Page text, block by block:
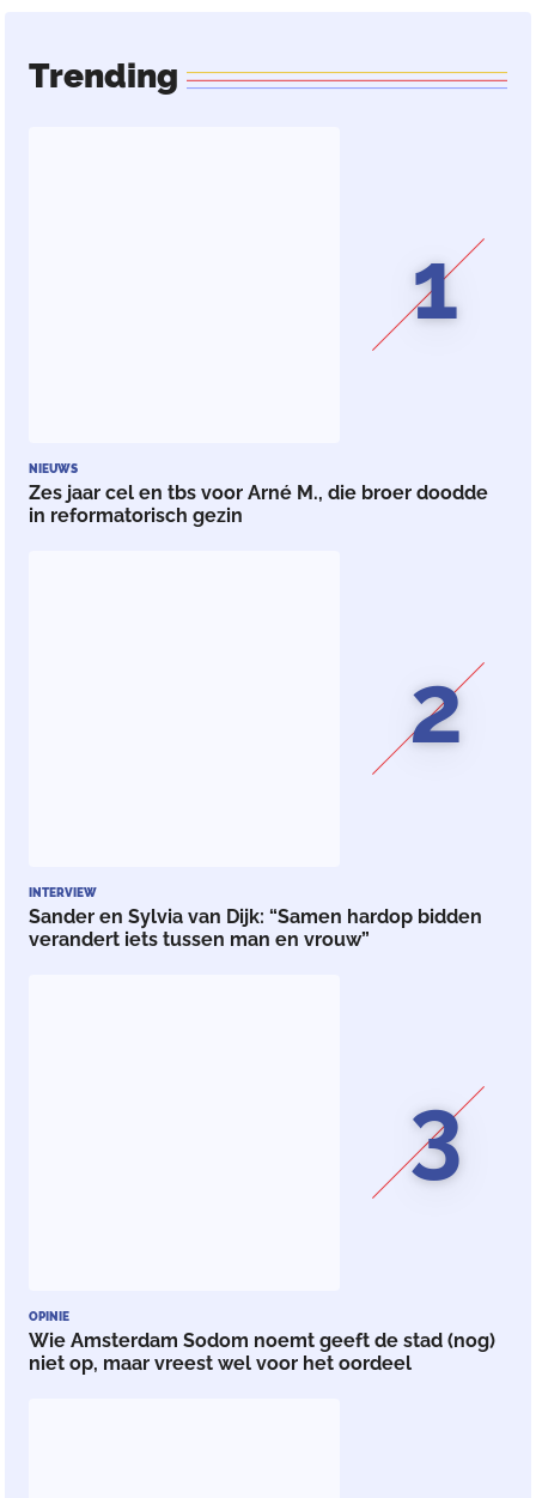
Trending
1
NIEUWS
Zes jaar cel en tbs voor Arné M., die broer doodde
in reformatorisch gezin
2
INTERVIEW
Sander en Sylvia van Dijk: “Samen hardop bidden
verandert iets tussen man en vrouw”
3
OPINIE
Wie Amsterdam Sodom noemt geeft de stad (nog)
niet op, maar vreest wel voor het oordeel